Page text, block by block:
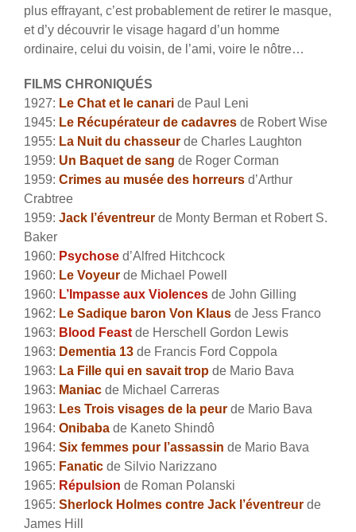
plus effrayant, c’est probablement de retirer le masque,
et d’y découvrir le visage hagard d’un homme
ordinaire, celui du voisin, de l’ami, voire le nôtre…
FILMS CHRONIQUÉS
1927: Le Chat et le canari de Paul Leni
1945: Le Récupérateur de cadavres de Robert Wise
1955: La Nuit du chasseur de Charles Laughton
1959: Un Baquet de sang de Roger Corman
1959: Crimes au musée des horreurs d’Arthur
Crabtree
1959: Jack l’éventreur de Monty Berman et Robert S.
Baker
1960: Psychose d’Alfred Hitchcock
1960: Le Voyeur de Michael Powell
1960: L’Impasse aux Violences de John Gilling
1962: Le Sadique baron Von Klaus de Jess Franco
1963: Blood Feast de Herschell Gordon Lewis
1963: Dementia 13 de Francis Ford Coppola
1963: La Fille qui en savait trop de Mario Bava
1963: Maniac de Michael Carreras
1963: Les Trois visages de la peur de Mario Bava
1964: Onibaba de Kaneto Shindô
1964: Six femmes pour l’assassin de Mario Bava
1965: Fanatic de Silvio Narizzano
1965: Répulsion de Roman Polanski
1965: Sherlock Holmes contre Jack l’éventreur de
James Hill